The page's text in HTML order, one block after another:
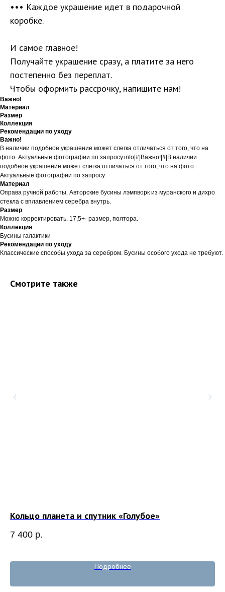
••• Каждое украшение идет в подарочной
коробке.
И самое главное!
Получайте украшение сразу, а платите за него
постепенно без переплат.
Чтобы оформить рассрочку, напишите нам!
Важно!
Материал
Размер
Коллекция
Рекомендации по уходу
Важно!
В наличии подобное украшение может слегка отличаться от того, что на
фото. Актуальные фотографии по запросу.info|#|Важно!|#|В наличии
подобное украшение может слегка отличаться от того, что на фото.
Актуальные фотографии по запросу.
Материал
Оправа ручной работы. Авторские бусины лэмпворк из муранского и дихро
стекла с вплавлением серебра внутрь.
Размер
Можно корректировать. 17,5+- размер, полтора.
Коллекция
Бусины галактики
Рекомендации по уходу
Классические способы ухода за серебром. Бусины особого ухода не требуют.
Смотрите также
Кольцо планета и спутник «Голубое»
7 400 р.
Подробнее